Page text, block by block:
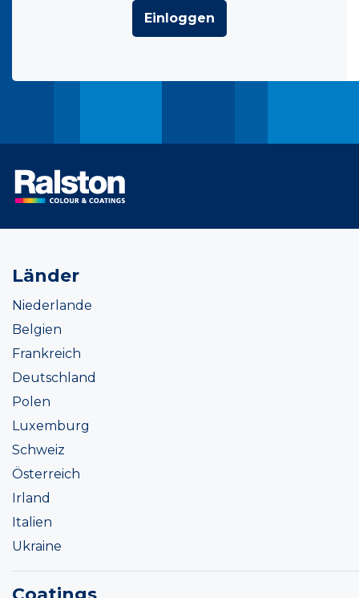
Einloggen
Länder
Niederlande
Belgien
Frankreich
Deutschland
Polen
Luxemburg
Schweiz
Österreich
Irland
Italien
Ukraine